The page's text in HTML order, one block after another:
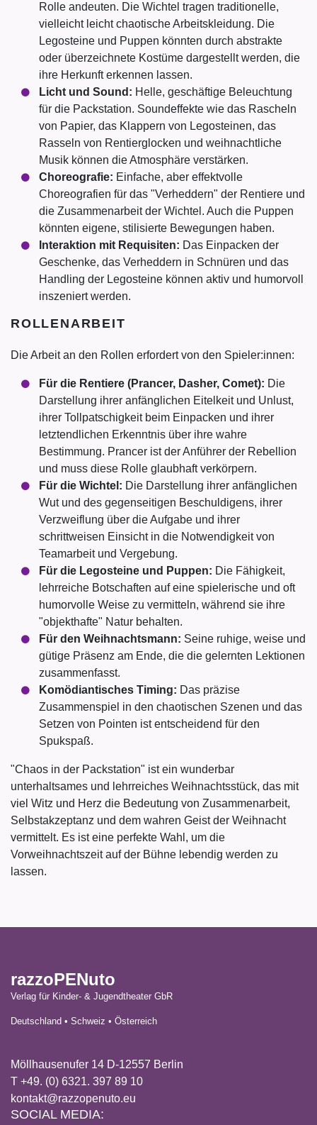
Rolle andeuten. Die Wichtel tragen traditionelle,
vielleicht leicht chaotische Arbeitskleidung. Die
Legosteine und Puppen könnten durch abstrakte
oder überzeichnete Kostüme dargestellt werden, die
ihre Herkunft erkennen lassen.
Licht und Sound: Helle, geschäftige Beleuchtung
für die Packstation. Soundeffekte wie das Rascheln
von Papier, das Klappern von Legosteinen, das
Rasseln von Rentierglocken und weihnachtliche
Musik können die Atmosphäre verstärken.
Choreografie: Einfache, aber effektvolle
Choreografien für das "Verheddern" der Rentiere und
die Zusammenarbeit der Wichtel. Auch die Puppen
könnten eigene, stilisierte Bewegungen haben.
Interaktion mit Requisiten: Das Einpacken der
Geschenke, das Verheddern in Schnüren und das
Handling der Legosteine können aktiv und humorvoll
inszeniert werden.
ROLLENARBEIT
Die Arbeit an den Rollen erfordert von den Spieler:innen:
Für die Rentiere (Prancer, Dasher, Comet): Die
Darstellung ihrer anfänglichen Eitelkeit und Unlust,
ihrer Tollpatschigkeit beim Einpacken und ihrer
letztendlichen Erkenntnis über ihre wahre
Bestimmung. Prancer ist der Anführer der Rebellion
und muss diese Rolle glaubhaft verkörpern.
Für die Wichtel: Die Darstellung ihrer anfänglichen
Wut und des gegenseitigen Beschuldigens, ihrer
Verzweiflung über die Aufgabe und ihrer
schrittweisen Einsicht in die Notwendigkeit von
Teamarbeit und Vergebung.
Für die Legosteine und Puppen: Die Fähigkeit,
lehrreiche Botschaften auf eine spielerische und oft
humorvolle Weise zu vermitteln, während sie ihre
"objekthafte" Natur behalten.
Für den Weihnachtsmann: Seine ruhige, weise und
gütige Präsenz am Ende, die die gelernten Lektionen
zusammenfasst.
Komödiantisches Timing: Das präzise
Zusammenspiel in den chaotischen Szenen und das
Setzen von Pointen ist entscheidend für den
Spukspaß.
"Chaos in der Packstation" ist ein wunderbar
unterhaltsames und lehrreiches Weihnachtsstück, das mit
viel Witz und Herz die Bedeutung von Zusammenarbeit,
Selbstakzeptanz und dem wahren Geist der Weihnacht
vermittelt. Es ist eine perfekte Wahl, um die
Vorweihnachtszeit auf der Bühne lebendig werden zu
lassen.
razzoPENuto
Verlag für Kinder- & Jugendtheater GbR
Deutschland • Schweiz • Österreich
Möllhausenufer 14 D-12557 Berlin
T +49. (0) 6321. 397 89 10
kontakt@razzopenuto.eu
SOCIAL MEDIA: